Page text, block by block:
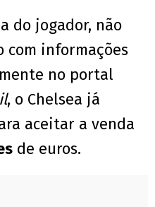
do jogador, não
com informações
no portal
, o Chelsea já
aceitar a venda
de euros.